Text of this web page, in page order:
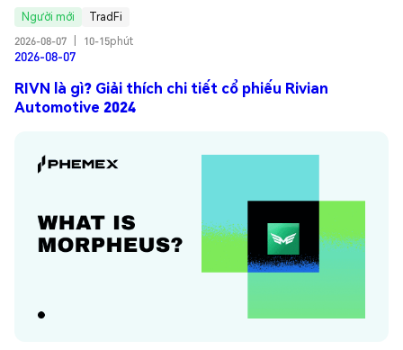
Người mới
TradFi
2026-08-07
10-15phút
2026-08-07
RIVN là gì? Giải thích chi tiết cổ phiếu Rivian
Automotive 2024